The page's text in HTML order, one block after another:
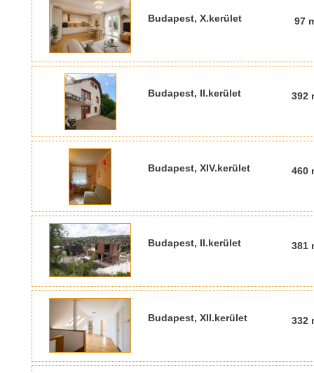
Budapest, X.kerület 97
Budapest, II.kerület 392
Budapest, XIV.kerület 460
Budapest, II.kerület 381
Budapest, XII.kerület 332